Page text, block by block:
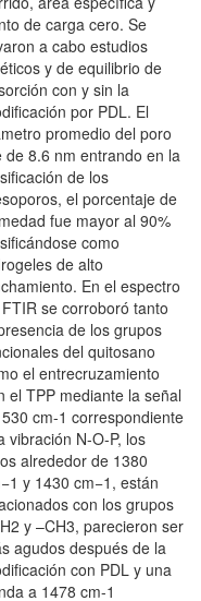
de carga cero. Se
a cabo estudios
y de equilibrio de
con y sin la
por PDL. El
promedio del poro
de 8.6 nm entrando en la
de los
el porcentaje de
fue mayor al 90%
como
de alto
En el espectro
se corroboró tanto
de los grupos
del quitosano
el entrecruzamiento
el TPP mediante la señal
cm-1 correspondiente
vibración N-O-P, los
alrededor de 1380
y 1430 cm−1, están
con los grupos
y –CH3, parecieron ser
agudos después de la
con PDL y una
a 1478 cm-1